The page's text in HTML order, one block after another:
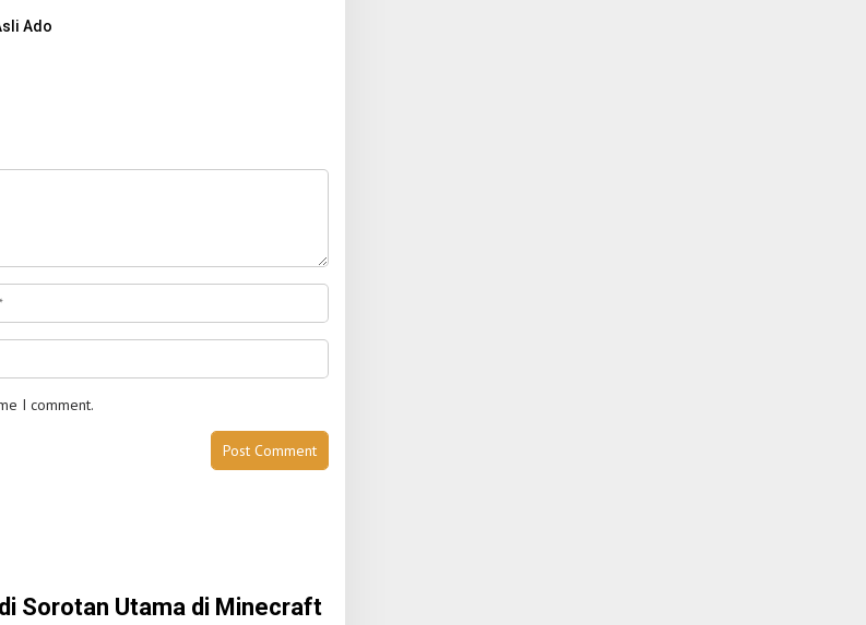
Ado
I comment.
Sorotan Utama di Minecraft